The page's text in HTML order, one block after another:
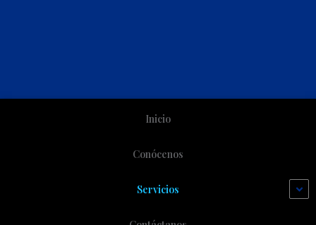
Inicio
Conócenos
Servicios